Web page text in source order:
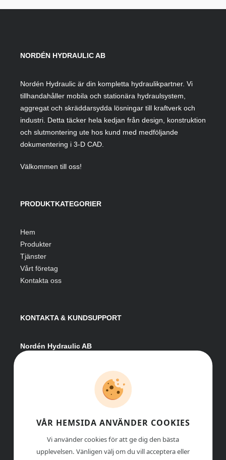
NORDÉN HYDRAULIC AB
Nordén Hydraulic är din kompletta hydraulikpartner. Vi
tillhandahåller mobila och stationära hydraulsystem,
aggregat och skräddarsydda lösningar till kraftverk och
industri. Detta täcker hela kedjan från design, konstruktion
och slutmontering ute hos kund med medföljande
dokumentering i 3-D CAD.
Välkommen till oss!
PRODUKTKATEGORIER
Hem
Produkter
Tjänster
Vårt företag
Kontakta oss
KONTAKTA & KUNDSUPPORT
Nordén Hydraulic AB
info@nordenhydraulic.se
Org-nr: 556531-8424
VÅR HEMSIDA ANVÄNDER COOKIES
Vi använder cookies för att ge dig den bästa
upplevelsen. Vänligen välj om du vill acceptera eller